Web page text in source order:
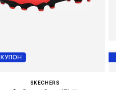
КУПОН
SKECHERS